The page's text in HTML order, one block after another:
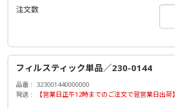
注文数
フィルスティック単品／230-0144
品番
323001440000000
発送
【営業日正午12時までのご注文で翌営業日出荷】